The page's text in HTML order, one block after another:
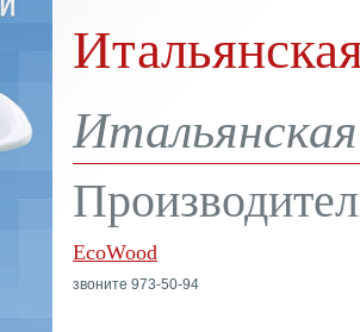
EcoWood
звоните 973-50-94